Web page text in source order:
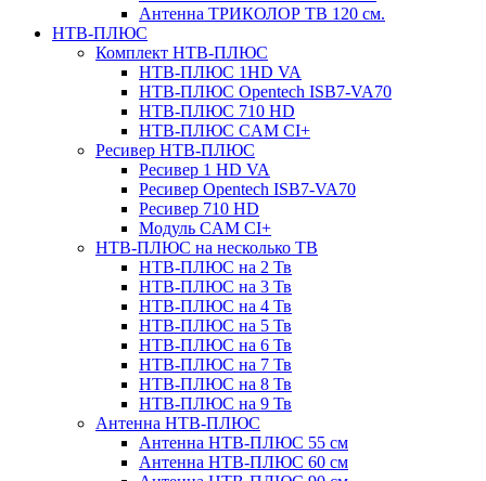
Антенна ТРИКОЛОР ТВ 120 см.
НТВ-ПЛЮС
Комплект НТВ-ПЛЮС
НТВ-ПЛЮС 1HD VA
НТВ-ПЛЮС Opentech ISB7-VA70
НТВ-ПЛЮС 710 HD
НТВ-ПЛЮС CAM CI+
Ресивер НТВ-ПЛЮС
Ресивер 1 HD VA
Ресивер Opentech ISB7-VA70
Ресивер 710 HD
Модуль CAM CI+
НТВ-ПЛЮС на несколько ТВ
НТВ-ПЛЮС на 2 Тв
НТВ-ПЛЮС на 3 Тв
НТВ-ПЛЮС на 4 Тв
НТВ-ПЛЮС на 5 Тв
НТВ-ПЛЮС на 6 Тв
НТВ-ПЛЮС на 7 Тв
НТВ-ПЛЮС на 8 Тв
НТВ-ПЛЮС на 9 Тв
Антенна НТВ-ПЛЮС
Антенна НТВ-ПЛЮС 55 см
Антенна НТВ-ПЛЮС 60 см